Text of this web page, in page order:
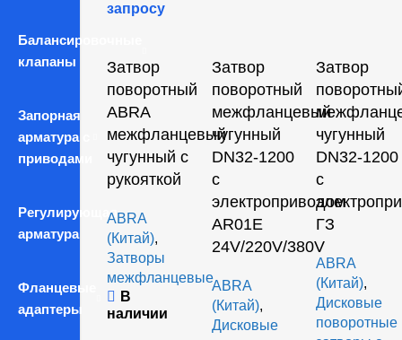
Балансировочные
клапаны
Запорная
арматура с
приводами
Регулирующая
арматура
Фланцевые
адаптеры
запросу
Затвор
поворотный
ABRA
межфланцевый
чугунный с
рукояткой
ABRA
(Китай),
Затворы
межфланцевые
В
наличии
Затвор
поворотный
межфланцевый
чугунный
DN32-1200
с
электроприводом
AR01E
24V/220V/380V
ABRA
(Китай),
Дисковые
Затвор
чугунный
DN32-1200
с
ГЗ
ABRA
(Китай),
Дисковые
поворотные